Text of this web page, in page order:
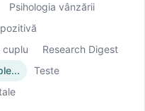
Psihologia vânzării
cuplu
Research Digest
Teste